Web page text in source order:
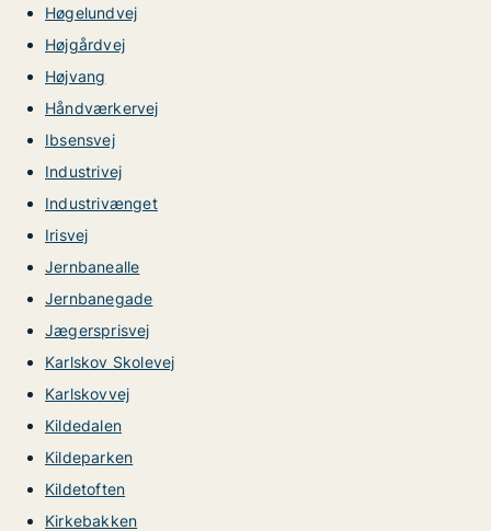
Høgelundvej
Højgårdvej
Højvang
Håndværkervej
Ibsensvej
Industrivej
Industrivænget
Irisvej
Jernbanealle
Jernbanegade
Jægersprisvej
Karlskov Skolevej
Karlskovvej
Kildedalen
Kildeparken
Kildetoften
Kirkebakken